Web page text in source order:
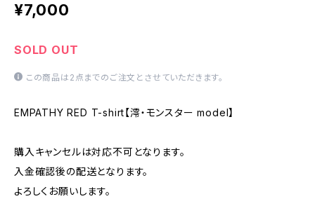
¥7,000
SOLD OUT
この商品は2点までのご注文とさせていただきます。
EMPATHY RED T-shirt【澪・モンスター model】
購入キャンセルは対応不可となります。
入金確認後の配送となります。
よろしくお願いします。